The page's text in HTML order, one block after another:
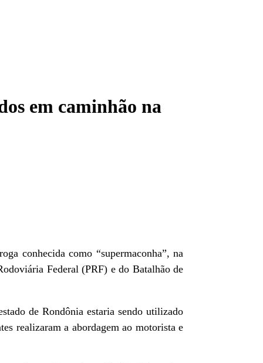
em caminhão na
conhecida como “supermaconha”, na
Federal (PRF) e do Batalhão de
de Rondônia estaria sendo utilizado
realizaram a abordagem ao motorista e